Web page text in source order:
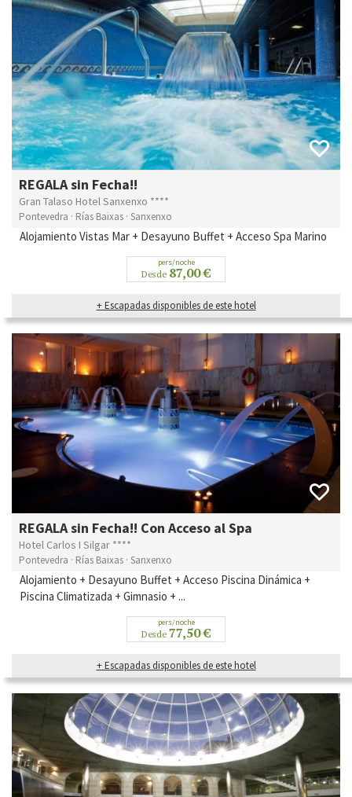
REGALA sin Fecha!!
Gran Talaso Hotel Sanxenxo ****
Pontevedra · Rías Baixas · Sanxenxo
Alojamiento Vistas Mar + Desayuno Buffet + Acceso Spa Marino
pers/noche
Desde 87,00 €
+ Escapadas disponibles de este hotel
REGALA sin Fecha!! Con Acceso al Spa
Hotel Carlos I Silgar ****
Pontevedra · Rías Baixas · Sanxenxo
Alojamiento + Desayuno Buffet + Acceso Piscina Dinámica +
Piscina Climatizada + Gimnasio + ...
pers/noche
Desde 77,50 €
+ Escapadas disponibles de este hotel